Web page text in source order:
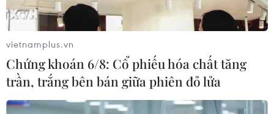
Theo dõi VietnamPlus
vietnamplus.vn
Chứng khoán 6/8: Cổ phiếu hóa chất tăng
trần, trắng bên bán giữa phiên đỏ lửa